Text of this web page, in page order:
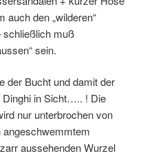
auch den „wilderen“
schließlich muß
sein.
der Bucht und damit der
in Sicht….. ! Die
nur unterbrochen von
angeschwemmtem
aussehenden Wurzel